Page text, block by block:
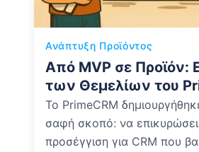
Ανάπτυξη Προϊόντος
Από MVP σε Προϊόν:
των Θεμελίων του
Το PrimeCRM
σαφή σκοπό: να
προσέγγιση για CRM που